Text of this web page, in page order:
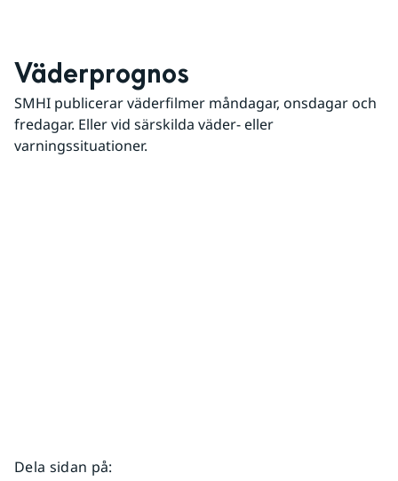
Väderprognos
SMHI publicerar väderfilmer måndagar, onsdagar och
fredagar. Eller vid särskilda väder- eller
varningssituationer.
Dela sidan på: